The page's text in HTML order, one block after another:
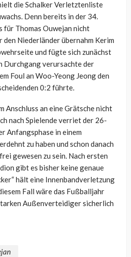
die Schalker Verletztenliste
Denn bereits in der 34.
für Thomas Ouwejan nicht
Niederländer übernahm Kerim
und fügte sich zunächst
Durchgang verursachte der
Foul an Woo-Yeong Jeong den
0:2 führte.
Anschluss an eine Grätsche nicht
nach Spielende verriet der 26-
Anfangsphase in einem
zu haben und schon danach
gewesen zu sein. Nach ersten
gibt es bisher keine genaue
hält eine Innenbandverletzung
Fall wäre das Fußballjahr
Außenverteidiger sicherlich